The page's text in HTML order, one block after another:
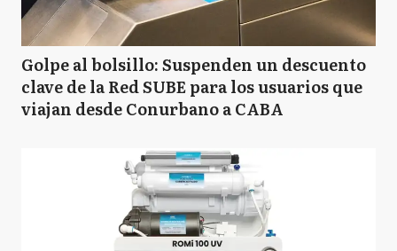
Golpe al bolsillo: Suspenden un descuento
clave de la Red SUBE para los usuarios que
viajan desde Conurbano a CABA